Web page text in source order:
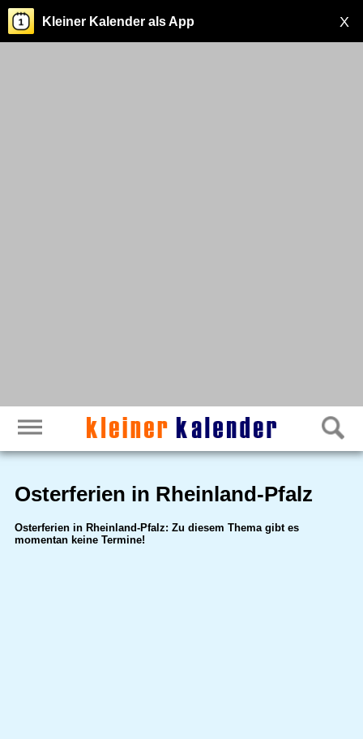
X
Kleiner Kalender als App
Osterferien in Rheinland-Pfalz
Osterferien in Rheinland-Pfalz: Zu diesem Thema gibt es
momentan keine Termine!